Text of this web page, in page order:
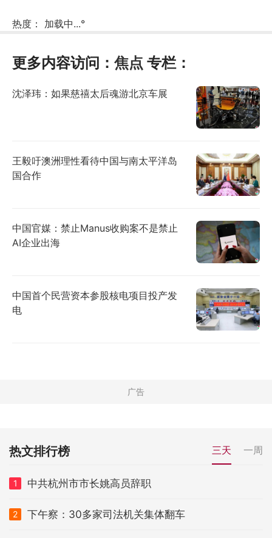
热度： 加载中...°
更多内容访问： 焦点 专栏：
沈泽玮：如果慈禧太后魂游北京车展
王毅吁澳洲理性看待中国与南太平洋岛
国合作
中国官媒：禁止Manus收购案不是禁止
AI企业出海
中国首个民营资本参股核电项目投产发
电
热文排行榜 三天 一周
1 中共杭州市市长姚高员辞职
2 下午察：30多家司法机关集体翻车